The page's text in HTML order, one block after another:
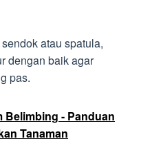
atau spatula,
dengan baik agar
pas.
Belimbing - Panduan
Tanaman